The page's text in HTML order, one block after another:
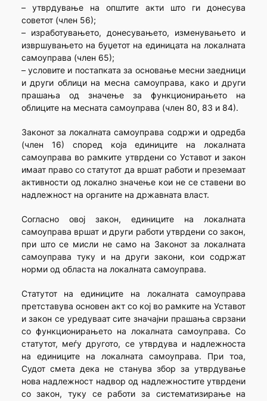
– утврдување на општите акти што ги донесува
советот (член 56);
– изработувањето, донесувањето, изменувањето и
извршувањето на буџетот на единицата на локалната
самоуправа (член 65);
– условите и постапката за основање месни заедници
и други облици на месна самоуправа, како и други
прашања од значење за функционирањето на
облиците на месната самоуправа (член 80, 83 и 84).
Законот за локалната самоуправа содржи и одредба
(член 16) според која единиците на локалната
самоуправа во рамките утврдени со Уставот и закон
имаат право со статутот да вршат работи и преземаат
активности од локално значење кои не се ставени во
надлежност на органите на државната власт.
Согласно овој закон, единиците на локалната
самоуправа вршат и други работи утврдени со закон,
при што се мисли не само на Законот за локалната
самоуправа туку и на други закони, кои содржат
норми од областа на локалната самоуправа.
Статутот на единиците на локалната самоуправа
претставува основен акт со кој во рамките на Уставот
и закон се уредуваат сите значајни прашања сврзани
со функционирањето на локалната самоуправа. Со
статутот, меѓу другото, се утврдува и надлежноста
на единиците на локалната самоуправа. При тоа,
Судот смета дека не станува збор за утврдување
нова надлежност надвор од надлежностите утврдени
со закон, туку се работи за систематизирање на